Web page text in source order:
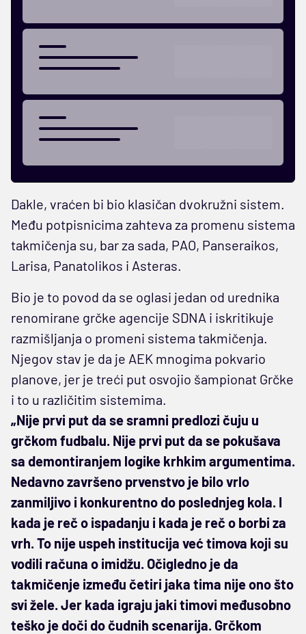
Dakle, vraćen bi bio klasičan dvokružni sistem.
Među potpisnicima zahteva za promenu sistema
takmičenja su, bar za sada, PAO, Panseraikos,
Larisa, Panatolikos i Asteras.
Bio je to povod da se oglasi jedan od urednika
renomirane grčke agencije SDNA i iskritikuje
razmišljanja o promeni sistema takmičenja.
Njegov stav je da je AEK mnogima pokvario
planove, jer je treći put osvojio šampionat Grčke
i to u različitim sistemima.
„Nije prvi put da se sramni predlozi čuju u
grčkom fudbalu. Nije prvi put da se pokušava
sa demontiranjem logike krhkim argumentima.
Nedavno završeno prvenstvo je bilo vrlo
zanmiljivo i konkurentno do poslednjeg kola. I
kada je reč o ispadanju i kada je reč o borbi za
vrh. To nije uspeh institucija već timova koji su
vodili računa o imidžu. Očigledno je da
takmičenje između četiri jaka tima nije ono što
svi žele. Jer kada igraju jaki timovi međusobno
teško je doči do čudnih scenarija. Grčkom